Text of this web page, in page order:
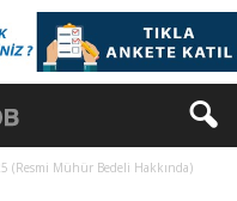
(Resmi Mühür Bedeli Hakkında)